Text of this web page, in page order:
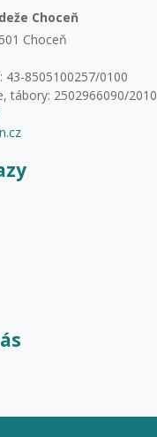
Choceň
Choceň
43-8505100257/0100
tábory: 2502966090/2010